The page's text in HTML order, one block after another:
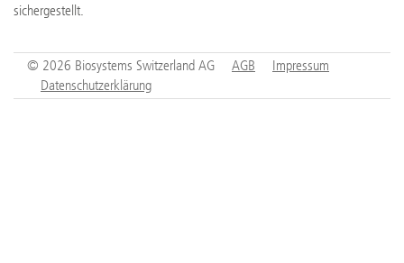
sichergestellt.
© 2026 Biosystems Switzerland AG AGB
Impressum
Datenschutzerklärung